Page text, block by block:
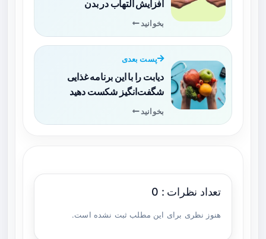
افزایش التهاب در بدن
بخوانید
پست بعدی
دیابت را با این برنامه غذایی
شگفت‌انگیز شکست دهید
بخوانید
تعداد نظرات : 0
هنوز نظری برای این مطلب ثبت نشده است.